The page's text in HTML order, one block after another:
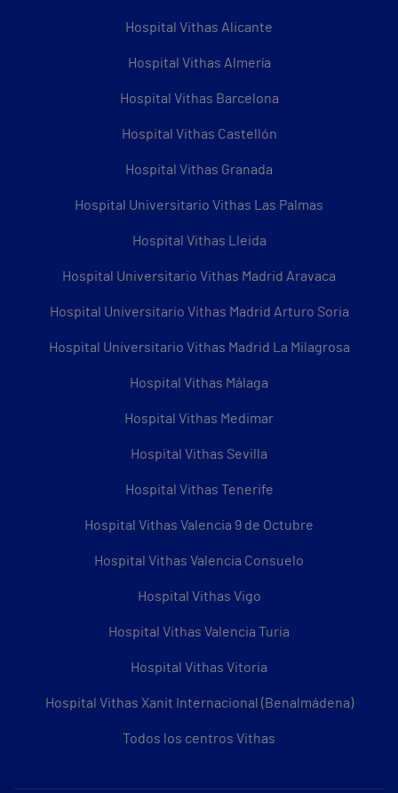
Hospital Vithas Alicante
Hospital Vithas Almería
Hospital Vithas Barcelona
Hospital Vithas Castellón
Hospital Vithas Granada
Hospital Universitario Vithas Las Palmas
Hospital Vithas Lleida
Hospital Universitario Vithas Madrid Aravaca
Hospital Universitario Vithas Madrid Arturo Soria
Hospital Universitario Vithas Madrid La Milagrosa
Hospital Vithas Málaga
Hospital Vithas Medimar
Hospital Vithas Sevilla
Hospital Vithas Tenerife
Hospital Vithas Valencia 9 de Octubre
Hospital Vithas Valencia Consuelo
Hospital Vithas Vigo
Hospital Vithas Valencia Turia
Hospital Vithas Vitoria
Hospital Vithas Xanit Internacional (Benalmádena)
Todos los centros Vithas